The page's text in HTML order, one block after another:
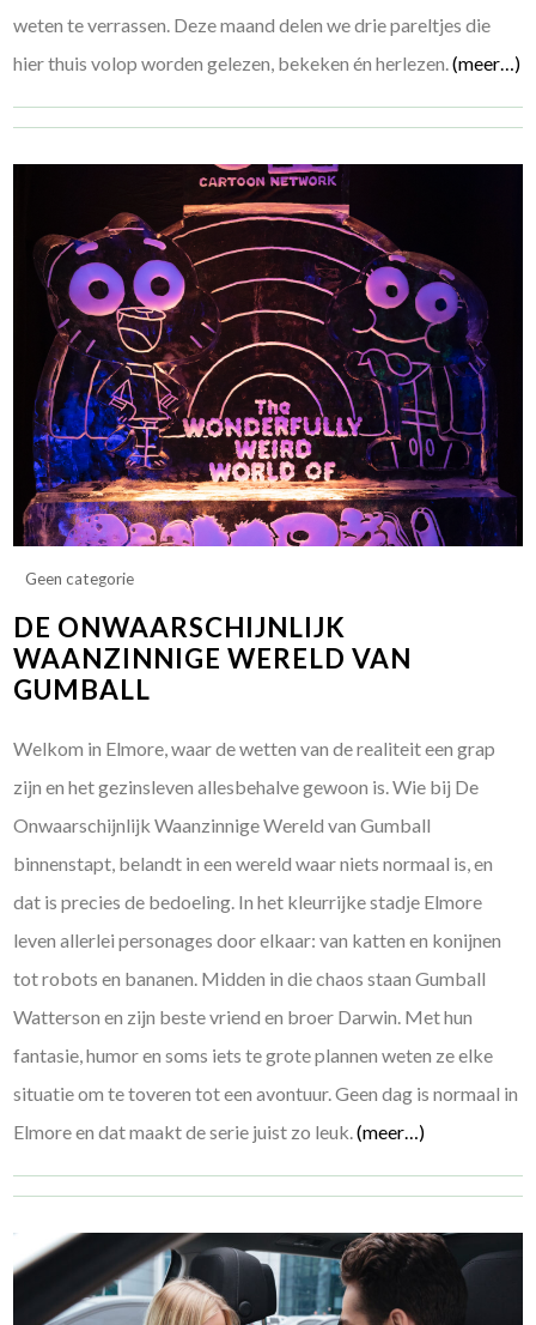
weten te verrassen. Deze maand delen we drie pareltjes die
hier thuis volop worden gelezen, bekeken én herlezen.(meer…)
Geen categorie
DE ONWAARSCHIJNLIJK
WAANZINNIGE WERELD VAN
GUMBALL
Welkom in Elmore, waar de wetten van de realiteit een grap
zijn en het gezinsleven allesbehalve gewoon is. Wie bij De
Onwaarschijnlijk Waanzinnige Wereld van Gumball
binnenstapt, belandt in een wereld waar niets normaal is, en
dat is precies de bedoeling. In het kleurrijke stadje Elmore
leven allerlei personages door elkaar: van katten en konijnen
tot robots en bananen. Midden in die chaos staan Gumball
Watterson en zijn beste vriend en broer Darwin. Met hun
fantasie, humor en soms iets te grote plannen weten ze elke
situatie om te toveren tot een avontuur. Geen dag is normaal in
Elmore en dat maakt de serie juist zo leuk.(meer…)